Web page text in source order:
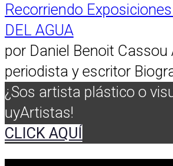
Recorriendo Exposiciones
DEL AGUA
por Daniel Benoit Cassou
periodista y escritor
¿Sos artista plástico o
uyArtistas!
CLICK AQUÍ